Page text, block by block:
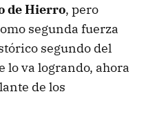
de Hierro, pero
segunda fuerza
segundo del
lo va logrando, ahora
de los